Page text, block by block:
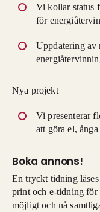
Vi kollar status
för
Uppdatering av
Nya projekt
Vi presenterar
att göra el,
Boka annons!
En tryckt tidning
print och e-tidning för
möjligt och nå